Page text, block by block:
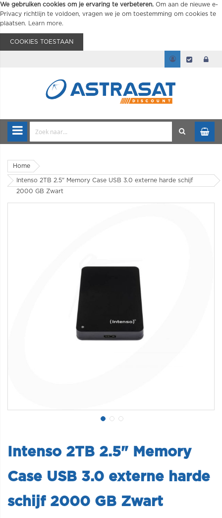
We gebruiken cookies om je ervaring te verbeteren. Om aan de nieuwe e-
Privacy richtlijn te voldoen, vragen we je om toestemming om cookies te
plaatsen.
Learn more.
COOKIES TOESTAAN
Home
Intenso 2TB 2.5" Memory Case USB 3.0 externe harde schijf
2000 GB Zwart
Intenso 2TB 2.5" Memory
Case USB 3.0 externe harde
schijf 2000 GB Zwart